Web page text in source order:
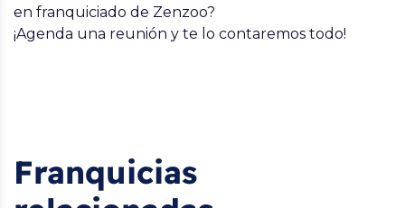
en franquiciado de Zenzoo?
¡Agenda una reunión y te lo contaremos todo!
Franquicias